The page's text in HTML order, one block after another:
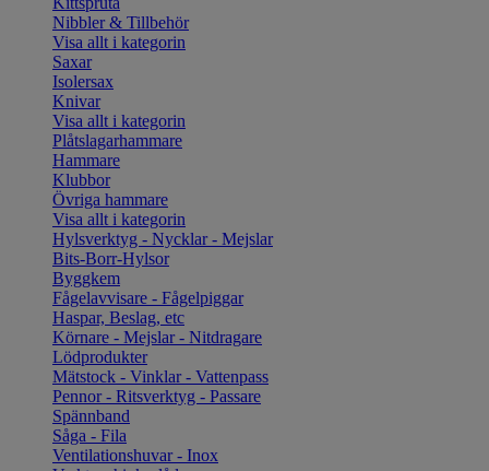
Nibbler & Tillbehör
Visa allt i kategorin
Saxar
Isolersax
Knivar
Visa allt i kategorin
Plåtslagarhammare
Hammare
Klubbor
Övriga hammare
Visa allt i kategorin
Hylsverktyg - Nycklar - Mejslar
Bits-Borr-Hylsor
Byggkem
Fågelavvisare - Fågelpiggar
Haspar, Beslag, etc
Körnare - Mejslar - Nitdragare
Lödprodukter
Mätstock - Vinklar - Vattenpass
Pennor - Ritsverktyg - Passare
Spännband
Såga - Fila
Ventilationshuvar - Inox